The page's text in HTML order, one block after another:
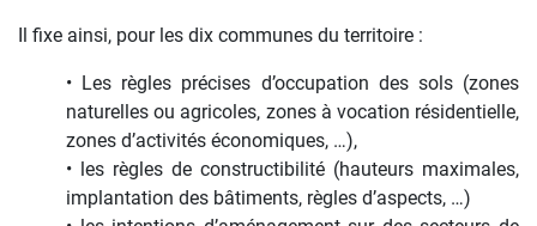
Il fixe ainsi, pour les dix communes du territoire :
• Les règles précises d’occupation des sols (zones
naturelles ou agricoles, zones à vocation résidentielle,
zones d’activités économiques, …),
• les règles de constructibilité (hauteurs maximales,
implantation des bâtiments, règles d’aspects, …)